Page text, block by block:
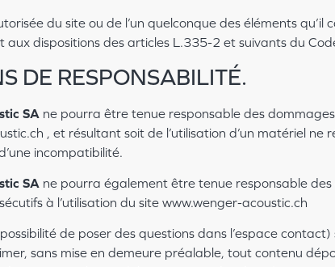
du site ou de l’un quelconque des éléments
aux dispositions des articles L.335-2 et suivants du
DE RESPONSABILITÉ.
SA ne pourra être tenue responsable des
, et résultant soit de l’utilisation d’un matériel
incompatibilité.
SA ne pourra également être tenue responsable
à l’utilisation du site www.wenger-acoustic.ch
de poser des questions dans l’espace
sans mise en demeure préalable, tout contenu